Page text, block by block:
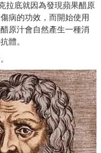
拉底就因為發現蘋果醋原
病的功效，而開始使用
原汁會自然產生一種消
體。